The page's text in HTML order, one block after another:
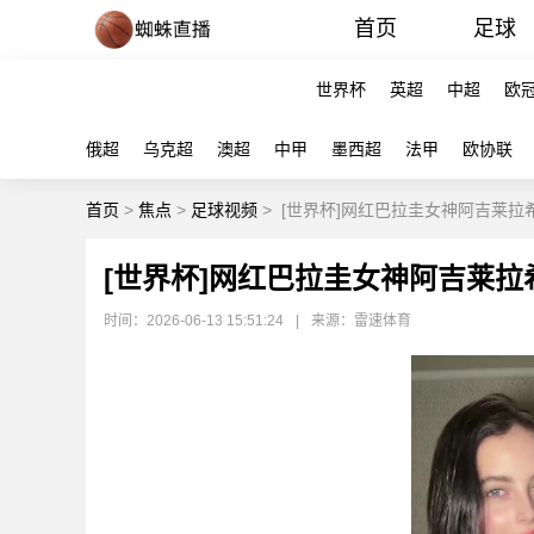
首页 足球
世界杯 英超 中超 欧
俄超 乌克超 澳超 中甲 墨西超 法甲 欧协联
首页 > 焦点 > 足球视频 > [世界杯]网红巴拉圭女神阿吉莱拉
[世界杯]网红巴拉圭女神阿吉莱拉
时间：2026-06-13 15:51:24 来源：雷速体育